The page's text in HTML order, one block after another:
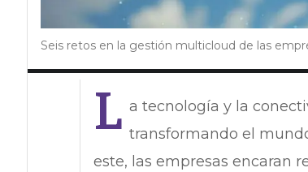
Seis retos en la gestión multicloud de las
L a tecnología y la
transformando el
este, las empresas encaran